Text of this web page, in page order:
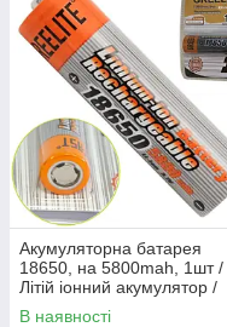
Акумуляторна батарея
18650, на 5800mah, 1шт /
Літій іонний акумулятор /
Високострумова батарейка
В наявності